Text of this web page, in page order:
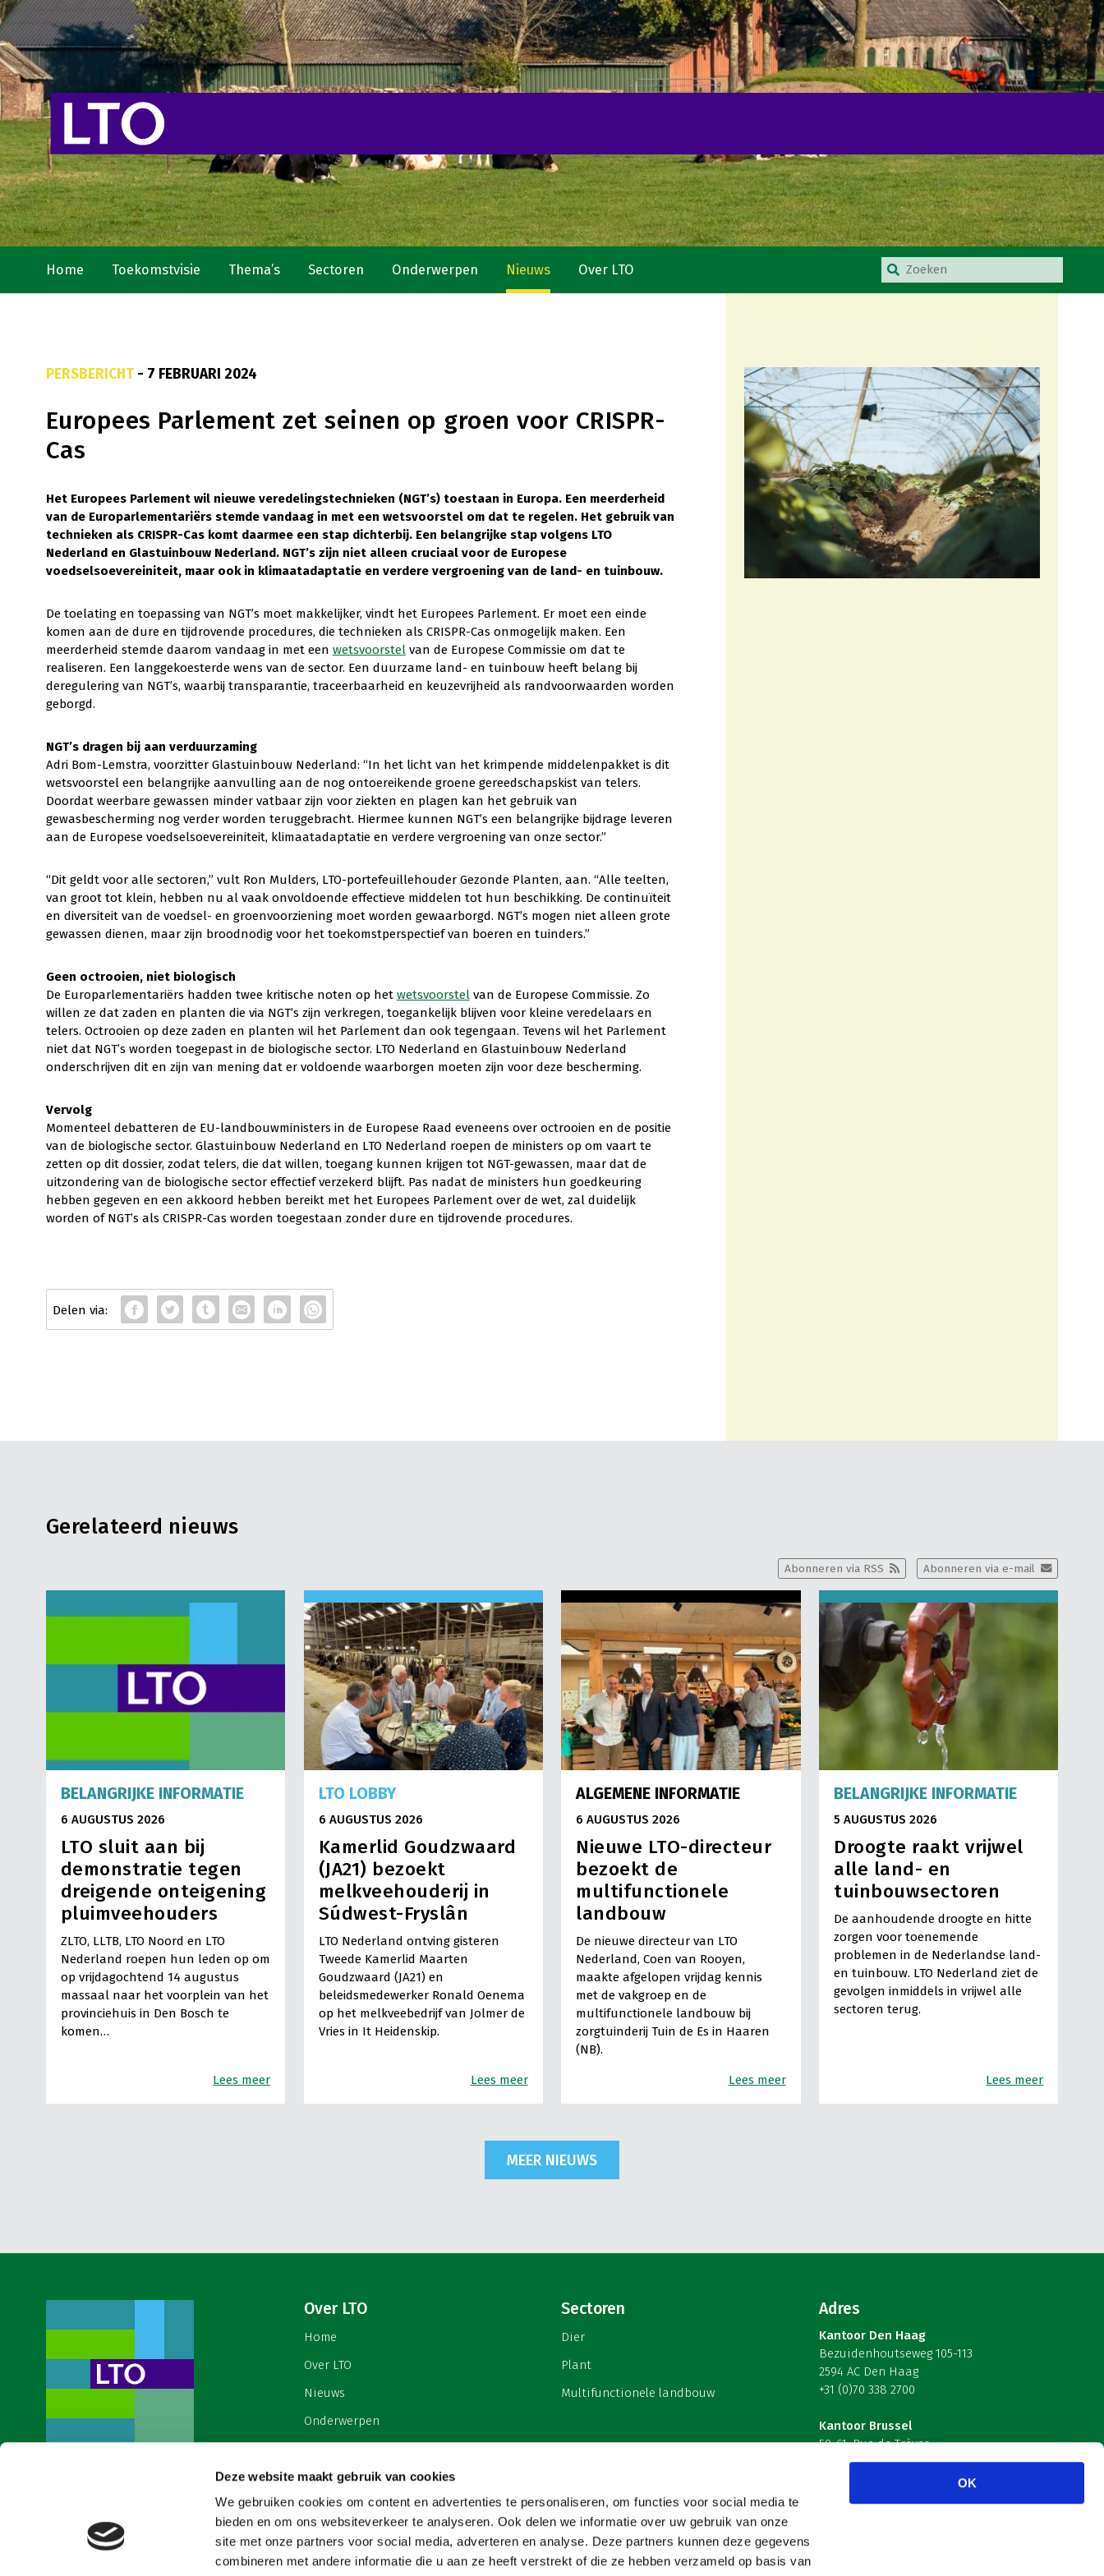
Deze website maakt gebruik van cookies
We gebruiken cookies om content en advertenties te personaliseren, om functies voor social media te
bieden en om ons websiteverkeer te analyseren. Ook delen we informatie over uw gebruik van onze
site met onze partners voor social media, adverteren en analyse. Deze partners kunnen deze gegevens
combineren met andere informatie die u aan ze heeft verstrekt of die ze hebben verzameld op basis van
OK
Home Toekomstvisie Thema’s Sectoren Onderwerpen Nieuws Over LTO
PERSBERICHT- 7 FEBRUARI 2024
Europees Parlement zet seinen op groen voor CRISPR-
Cas
Het Europees Parlement wil nieuwe veredelingstechnieken (NGT’s) toestaan in Europa. Een meerderheid
van de Europarlementariërs stemde vandaag in met een wetsvoorstel om dat te regelen. Het gebruik van
technieken als CRISPR-Cas komt daarmee een stap dichterbij. Een belangrijke stap volgens LTO
Nederland en Glastuinbouw Nederland. NGT’s zijn niet alleen cruciaal voor de Europese
voedselsoevereiniteit, maar ook in klimaatadaptatie en verdere vergroening van de land- en tuinbouw.
De toelating en toepassing van NGT’s moet makkelijker, vindt het Europees Parlement. Er moet een einde
komen aan de dure en tijdrovende procedures, die technieken als CRISPR-Cas onmogelijk maken. Een
meerderheid stemde daarom vandaag in met een wetsvoorstelvan de Europese Commissie om dat te
realiseren. Een langgekoesterde wens van de sector. Een duurzame land- en tuinbouw heeft belang bij
deregulering van NGT’s, waarbij transparantie, traceerbaarheid en keuzevrijheid als randvoorwaarden worden
geborgd.
NGT’s dragen bij aan verduurzaming
Adri Bom-Lemstra, voorzitter Glastuinbouw Nederland: “In het licht van het krimpende middelenpakket is dit
wetsvoorstel een belangrijke aanvulling aan de nog ontoereikende groene gereedschapskist van telers.
Doordat weerbare gewassen minder vatbaar zijn voor ziekten en plagen kan het gebruik van
gewasbescherming nog verder worden teruggebracht. Hiermee kunnen NGT’s een belangrijke bijdrage leveren
aan de Europese voedselsoevereiniteit, klimaatadaptatie en verdere vergroening van onze sector.”
“Dit geldt voor alle sectoren,” vult Ron Mulders, LTO-portefeuillehouder Gezonde Planten, aan. “Alle teelten,
van groot tot klein, hebben nu al vaak onvoldoende effectieve middelen tot hun beschikking. De continuïteit
en diversiteit van de voedsel- en groenvoorziening moet worden gewaarborgd. NGT’s mogen niet alleen grote
gewassen dienen, maar zijn broodnodig voor het toekomstperspectief van boeren en tuinders.”
Geen octrooien, niet biologisch
De Europarlementariërs hadden twee kritische noten op het wetsvoorstelvan de Europese Commissie. Zo
willen ze dat zaden en planten die via NGT’s zijn verkregen, toegankelijk blijven voor kleine veredelaars en
telers. Octrooien op deze zaden en planten wil het Parlement dan ook tegengaan. Tevens wil het Parlement
niet dat NGT’s worden toegepast in de biologische sector. LTO Nederland en Glastuinbouw Nederland
onderschrijven dit en zijn van mening dat er voldoende waarborgen moeten zijn voor deze bescherming.
Vervolg
Momenteel debatteren de EU-landbouwministers in de Europese Raad eveneens over octrooien en de positie
van de biologische sector. Glastuinbouw Nederland en LTO Nederland roepen de ministers op om vaart te
zetten op dit dossier, zodat telers, die dat willen, toegang kunnen krijgen tot NGT-gewassen, maar dat de
uitzondering van de biologische sector effectief verzekerd blijft. Pas nadat de ministers hun goedkeuring
hebben gegeven en een akkoord hebben bereikt met het Europees Parlement over de wet, zal duidelijk
worden of NGT’s als CRISPR-Cas worden toegestaan zonder dure en tijdrovende procedures.
Gerelateerd nieuws
Abonneren via e-mail
Abonneren via RSS
BELANGRIJKE INFORMATIE
6 AUGUSTUS 2026
LTO sluit aan bij
demonstratie tegen
dreigende onteigening
pluimveehouders
ZLTO, LLTB, LTO Noord en LTO
Nederland roepen hun leden op om
op vrijdagochtend 14 augustus
massaal naar het voorplein van het
provinciehuis in Den Bosch te
komen…
Lees meer
LTO LOBBY
6 AUGUSTUS 2026
Kamerlid Goudzwaard
(JA21) bezoekt
melkveehouderij in
Súdwest-Fryslân
LTO Nederland ontving gisteren
Tweede Kamerlid Maarten
Goudzwaard (JA21) en
beleidsmedewerker Ronald Oenema
op het melkveebedrijf van Jolmer de
Vries in It Heidenskip.
Lees meer
ALGEMENE INFORMATIE
6 AUGUSTUS 2026
Nieuwe LTO-directeur
bezoekt de
multifunctionele
landbouw
De nieuwe directeur van LTO
Nederland, Coen van Rooyen,
maakte afgelopen vrijdag kennis
met de vakgroep en de
multifunctionele landbouw bij
zorgtuinderij Tuin de Es in Haaren
(NB).
Lees meer
BELANGRIJKE INFORMATIE
5 AUGUSTUS 2026
Droogte raakt vrijwel
alle land- en
tuinbouwsectoren
De aanhoudende droogte en hitte
zorgen voor toenemende
problemen in de Nederlandse land-
en tuinbouw. LTO Nederland ziet de
gevolgen inmiddels in vrijwel alle
sectoren terug.
Lees meer
MEER NIEUWS
werkgeversorganisatie met meerwaarde,
voor een sector met meerwaarde. Dat is
Land- en Tuinbouw Organisatie
Nederland (LTO).
Over LTO
Home
Over LTO
Nieuws
Onderwerpen
Contact
Cookies & privacy
Sectoren
Dier
Plant
Multifunctionele landbouw
Adres
Kantoor Den Haag
Bezuidenhoutseweg 105-113
2594 AC Den Haag
+31 (0)70 338 2700
Kantoor Brussel
59-61, Rue de Trèves
B-1040 Brussel – België
Volg ons